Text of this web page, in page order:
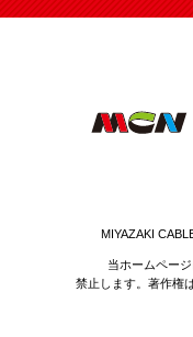
MIYAZAKI
当ホームペー
禁止します。著作権